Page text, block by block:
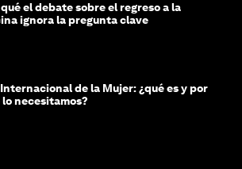
el debate sobre el regreso a la
ignora la pregunta clave
de la Mujer: ¿qué es y por
lo necesitamos?